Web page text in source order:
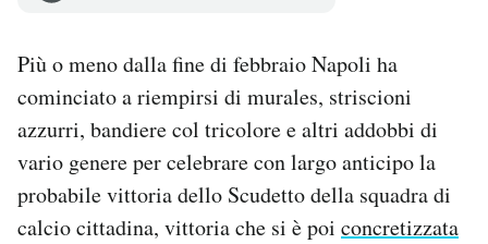
Area Personale
Notifiche mobile
Regala il Post
Hai bisogno di aiuto?
Esci
Più o meno dalla fine di febbraio Napoli ha
cominciato a riempirsi di murales, striscioni
azzurri, bandiere col tricolore e altri addobbi di
vario genere per celebrare con largo anticipo la
probabile vittoria dello Scudetto della squadra di
calcio cittadina, vittoria che si è poi concretizzata